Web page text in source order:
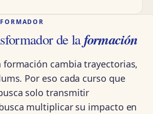
de laformación
formación cambia trayectorias,
Por eso cada curso que
solo transmitir
multiplicar su impacto en